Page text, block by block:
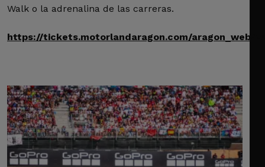
Walk o la adrenalina de las carreras.
https://tickets.motorlandaragon.com/aragon_web/